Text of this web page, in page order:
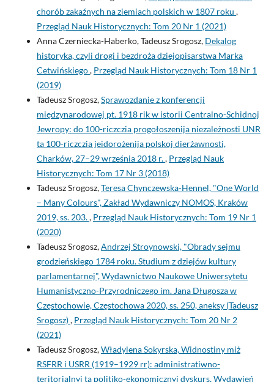
chorób zakaźnych na ziemiach polskich w 1807 roku ,
Przegląd Nauk Historycznych: Tom 20 Nr 1 (2021)
Anna Czerniecka-Haberko, Tadeusz Srogosz, Dekalog
historyka, czyli drogi i bezdroża dziejopisarstwa Marka
Cetwińskiego, Przegląd Nauk Historycznych: Tom 18 Nr 1
(2019)
Tadeusz Srogosz,Sprawozdanie z konferencji
międzynarodowej pt. 1918 rik w istorii Centralno-Schidnoj
Jewropy: do 100-riczczia progołoszenija niezależnosti UNR
ta 100-riczczia jeidorożenija polskoj dierżawnosti,
Charków, 27–29 września 2018 r., Przegląd Nauk
Historycznych: Tom 17 Nr 3 (2018)
Tadeusz Srogosz,Teresa Chynczewska-Hennel, "One World
– Many Colours", Zakład Wydawniczy NOMOS, Kraków
2019, ss. 203., Przegląd Nauk Historycznych: Tom 19 Nr 1
(2020)
Tadeusz Srogosz,Andrzej Stroynowski, "Obrady sejmu
grodzieńskiego 1784 roku. Studium z dziejów kultury
parlamentarnej", Wydawnictwo Naukowe Uniwersytetu
Humanistyczno-Przyrodniczego im. Jana Długosza w
Częstochowie, Częstochowa 2020, ss. 250, aneksy (Tadeusz
Srogosz), Przegląd Nauk Historycznych: Tom 20 Nr 2
(2021)
Tadeusz Srogosz,Władylena Sokyrska, Widnostiny miż
RSFRR i USRR (1919–1929 rr): administratiwno-
teritorialnyj ta politiko-ekonomicznyj dyskurs, Wydawień